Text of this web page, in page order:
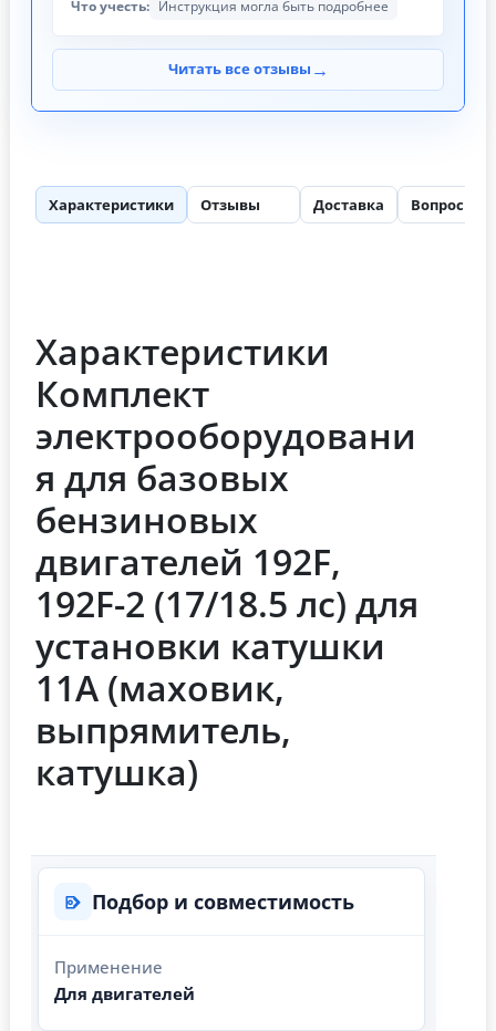
Что учесть: Инструкция могла быть подробнее
Читать все отзывы →
Характеристики Отзывы Доставка Вопросы
Характеристики
Комплект
электрооборудовани
я для базовых
бензиновых
двигателей 192F,
192F-2 (17/18.5 лс) для
установки катушки
11А (маховик,
выпрямитель,
катушка)
Подбор и совместимость
Применение
Для двигателей